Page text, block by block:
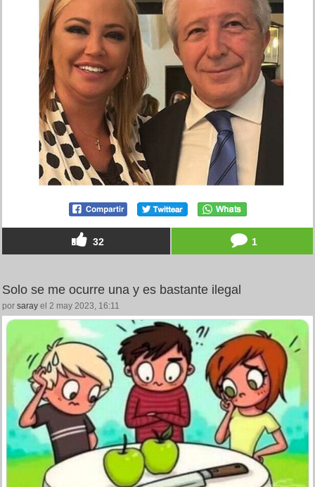
32 1
Solo se me ocurre una y es bastante ilegal
por saray el 2 may 2023, 16:11